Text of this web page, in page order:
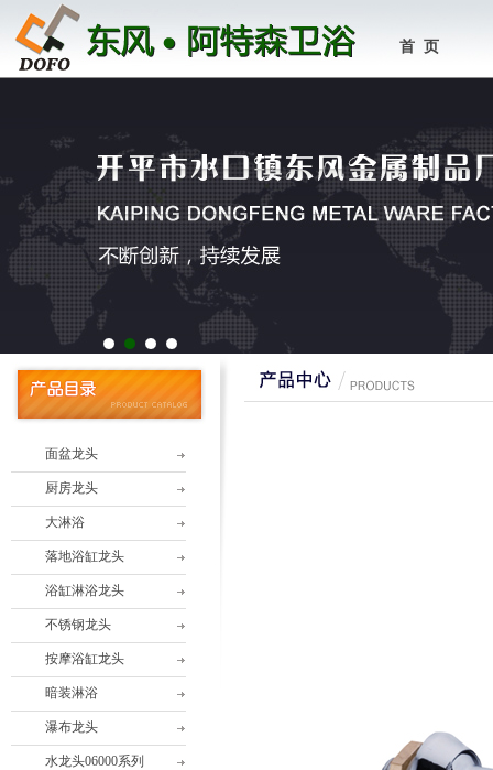
首 页
1 2 3 4
面盆龙头
厨房龙头
大淋浴
落地浴缸龙头
浴缸淋浴龙头
不锈钢龙头
按摩浴缸龙头
暗装淋浴
瀑布龙头
水龙头06000系列